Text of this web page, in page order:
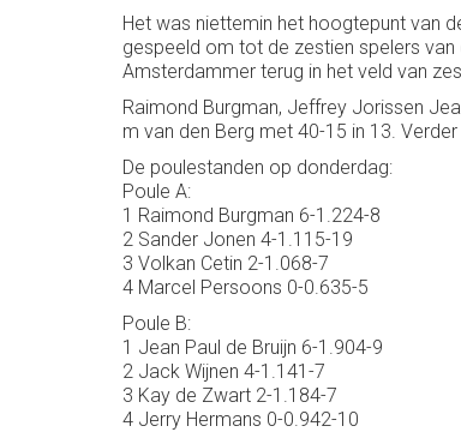
Het was niettemin het hoogtepunt van
gespeeld om tot de zestien spelers
Amsterdammer terug in het veld van
Raimond Burgman, Jeffrey Jorissen
m van den Berg met 40-15 in 13.
De poulestanden op donderdag:
Poule A:
1 Raimond Burgman 6-1.224-8
2 Sander Jonen 4-1.115-19
3 Volkan Cetin 2-1.068-7
4 Marcel Persoons 0-0.635-5
Poule B:
1 Jean Paul de Bruijn 6-1.904-9
2 Jack Wijnen 4-1.141-7
3 Kay de Zwart 2-1.184-7
4 Jerry Hermans 0-0.942-10